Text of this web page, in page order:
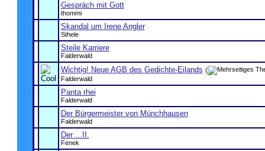
Gespräch mit Gott
thommi
Skandal um Irene Angler
Sthele
Steile Karriere
Falderwald
Wichtig! Neue AGB des Gedichte-Eilands (
Falderwald
Panta rhei
Falderwald
Der Bürgermeister von Münchhausen
Falderwald
Der ...II.
Fenek